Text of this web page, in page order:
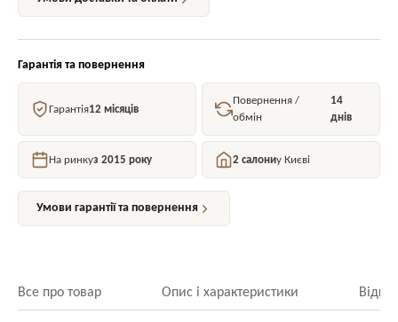
Гарантія та повернення
Гарантія12 місяців
Повернення /
обмін
14
днів
На ринкуз 2015 року 2 салониу Києві
Умови гарантії та повернення
Все про товар Опис і характеристики